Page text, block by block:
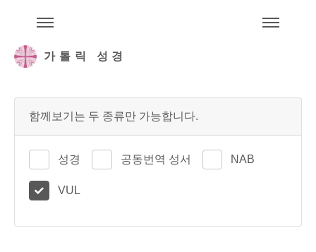
가톨릭 성경
함께보기는 두 종류만 가능합니다.
성경 공동번역 성서 NAB
VUL